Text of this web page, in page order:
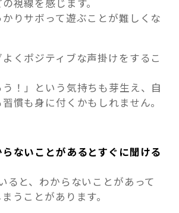
視線を感じます。
りサボって遊ぶことが難しくな
くポジティブな声掛けをするこ
う！」という気持ちも芽生え、自
慣も身に付くかもしれません。
ないことがあるとすぐに聞ける
ると、わからないことがあって
うことがあります。